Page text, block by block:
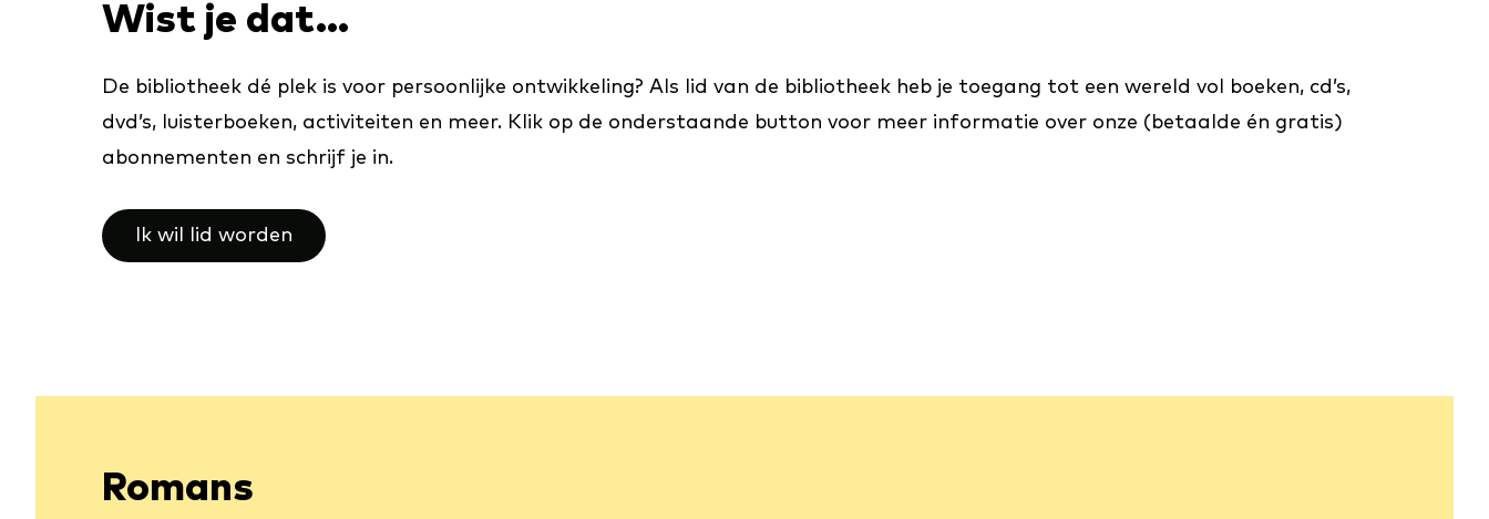
Wist je dat...
De bibliotheek dé plek is voor persoonlijke ontwikkeling? Als lid van de bibliotheek heb je toegang tot een wereld vol boeken, cd’s,
dvd’s, luisterboeken, activiteiten en meer. Klik op de onderstaande button voor meer informatie over onze (betaalde én gratis)
abonnementen en schrijf je in.
Ik wil lid worden
Romans